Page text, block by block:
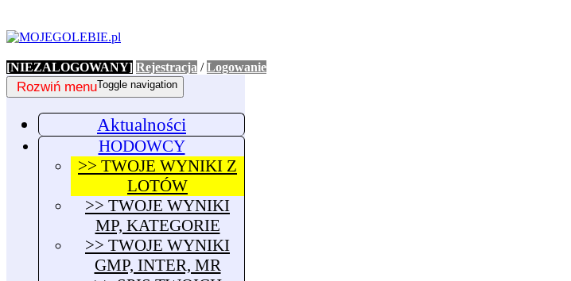
[NIEZALOGOWANY] Rejestracja /Logowanie
Toggle navigation
Rozwiń menu
Aktualności
HODOWCY
>> TWOJE WYNIKI Z
LOTÓW
>> TWOJE WYNIKI
MP, KATEGORIE
>> TWOJE WYNIKI
GMP, INTER, MR